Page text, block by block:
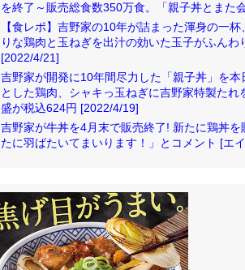
を終了～販売総食数350万食。「親子丼とまた
【食レポ】吉野家の10年が詰まった渾身の一
りな鶏肉と玉ねぎを出汁の効いた玉子がふんわ
[2022/4/21]
吉野家が開発に10年間尽力した「親子丼」を
とした鶏肉、シャキっ玉ねぎに吉野家特製た
盛が税込624円 [2022/4/19]
吉野家が牛丼を4月末で販売終了! 新たに鶏丼を
たに羽ばたいてまいります！」とコメント [エ